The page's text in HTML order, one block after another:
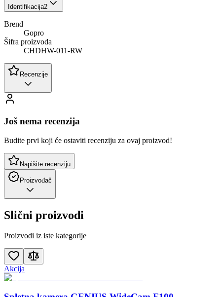
Identifikacija2
Brend
Gopro
Šifra proizvoda
CHDHW-011-RW
Recenzije
Još nema recenzija
Budite prvi koji će ostaviti recenziju za ovaj proizvod!
Napišite recenziju
Proizvođač
Slični proizvodi
Proizvodi iz iste kategorije
Akcija